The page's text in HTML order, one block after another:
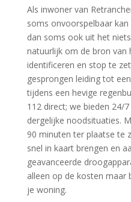
Als inwoner van
soms onvoorspelbaar
dan soms ook uit het
natuurlijk om de bron
identificeren en stop te
gesprongen leiding tot
tijdens een hevige
112 direct; we bieden 24/
dergelijke noodsituaties.​
90 minuten ter plaatse te
snel in kaart brengen en
geavanceerde
alleen op de kosten maar
je woning.​